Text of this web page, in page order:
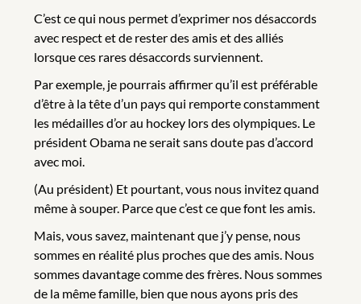
C’est ce qui nous permet d’exprimer nos désaccords
avec respect et de rester des amis et des alliés
lorsque ces rares désaccords surviennent.
Par exemple, je pourrais affirmer qu’il est préférable
d’être à la tête d’un pays qui remporte constamment
les médailles d’or au hockey lors des olympiques. Le
président Obama ne serait sans doute pas d’accord
avec moi.
(Au président) Et pourtant, vous nous invitez quand
même à souper. Parce que c’est ce que font les amis.
Mais, vous savez, maintenant que j’y pense, nous
sommes en réalité plus proches que des amis. Nous
sommes davantage comme des frères. Nous sommes
de la même famille, bien que nous ayons pris des